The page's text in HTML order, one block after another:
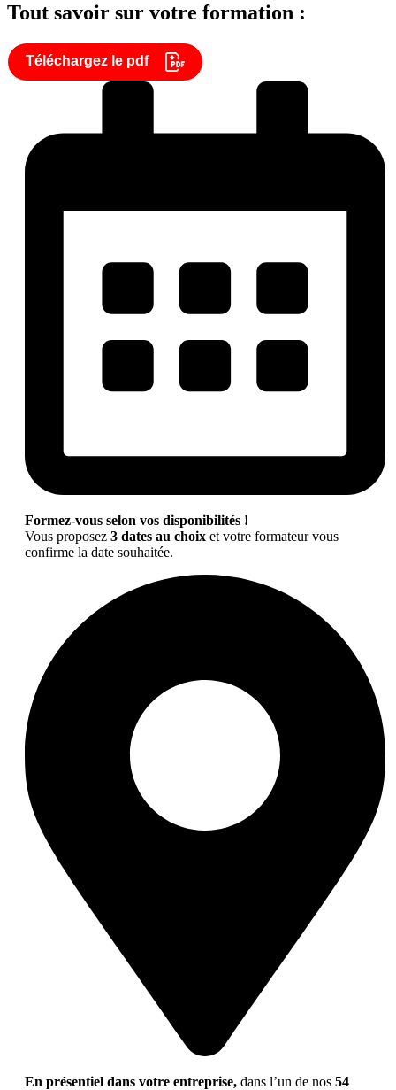
Tout savoir sur votre formation :
Téléchargez le pdf
Formez-vous selon vos disponibilités !
Vous proposez 3 dates au choix et votre formateur vous
confirme la date souhaitée.
En présentiel dans votre entreprise, dans l’un de nos 54